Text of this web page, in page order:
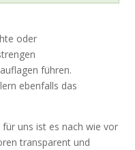
oder
führen.
ebenfalls das
uns ist es nach wie vor
transparent und